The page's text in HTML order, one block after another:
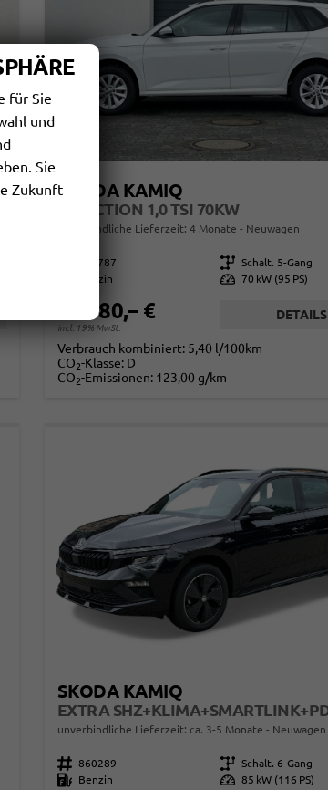
SKODA KAMIQ
SELECTION 1,0 TSI 70KW
unverbindliche Lieferzeit: 4 Monate Neuwagen
859787 Getriebe Schalt. 5-Gang
Benzin Leistung 70 kW (95 PS)
21.580,– €
incl. 19% MwSt.
DETAILS
Verbrauch kombiniert: 5,40 l/100km
CO2-Klasse: D
CO2-Emissionen: 123,00 g/km
SKODA KAMIQ
unverbindliche Lieferzeit: ca. 3-5 Monate Neuwagen
Fahrzeugnr. 860289 Getriebe Schalt. 6-Gang
Kraftstoff
Benzin Leistung 85 kW (116 PS)
für Sie
und
Sie
Zukunft